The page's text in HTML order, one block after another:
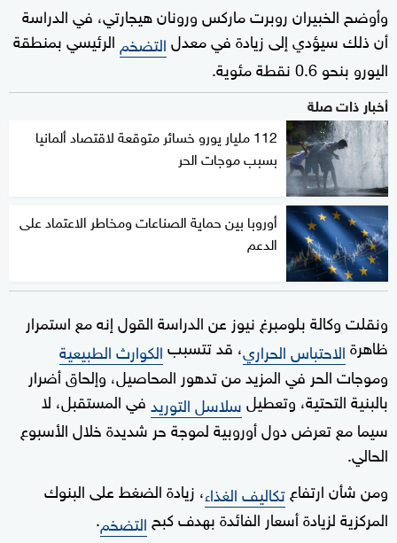
وأوضح الخبيران روبرت ماركس ورونان هيجارتي، في الدراسة
أن ذلك سيؤدي إلى زيادة في معدلالتضخمالرئيسي بمنطقة
اليورو بنحو 0.6 نقطة مئوية.
أخبار ذات صلة
112 مليار يورو خسائر متوقعة لاقتصاد ألمانيا
بسبب موجات الحر
أوروبا بين حماية الصناعات ومخاطر الاعتماد على
الدعم
ونقلت وكالة بلومبرغ نيوز عن الدراسة القول إنه مع استمرار
ظاهرةالاحتباس الحراري، قد تتسببالكوارث الطبيعية
وموجات الحر في المزيد من تدهور المحاصيل، وإلحاق أضرار
بالبنية التحتية، وتعطيلسلاسل التوريدفي المستقبل، لا
سيما مع تعرض دول أوروبية لموجة حر شديدة خلال الأسبوع
الحالي.
ومن شأن ارتفاع تكاليف الغذاء، زيادة الضغط على البنوك
المركزية لزيادة أسعار الفائدة بهدف كبح التضخم.